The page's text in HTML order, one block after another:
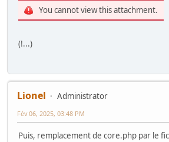
You cannot view this attachment.
(!...)
Lionel
Administrator
Fév 06, 2025, 03:48 PM
Puis, remplacement de core.php par le